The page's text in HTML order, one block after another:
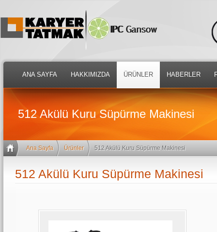
ANA SAYFA HAKKIMIZDA ÜRÜNLER HABERLER
512 Akülü Kuru Süpürme Makinesi
Ana Sayfa Ürünler 512 Akülü Kuru Süpürme Makinesi
512 Akülü Kuru Süpürme Makinesi